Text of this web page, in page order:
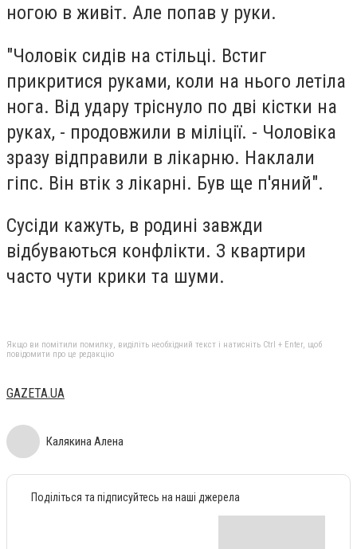
ногою в живіт. Але попав у руки.
"Чоловік сидів на стільці. Встиг
прикритися руками, коли на нього летіла
нога. Від удару тріснуло по дві кістки на
руках, - продовжили в міліції. - Чоловіка
зразу відправили в лікарню. Наклали
гіпс. Він втік з лікарні. Був ще п'яний".
Сусіди кажуть, в родині завжди
відбуваються конфлікти. З квартири
часто чути крики та шуми.
Якщо ви помітили помилку, виділіть необхідний текст і натисніть Ctrl + Enter, щоб
повідомити про це редакцію
GAZETA.UA
Калякина Алена
Поділіться та підписуйтесь на наші джерела